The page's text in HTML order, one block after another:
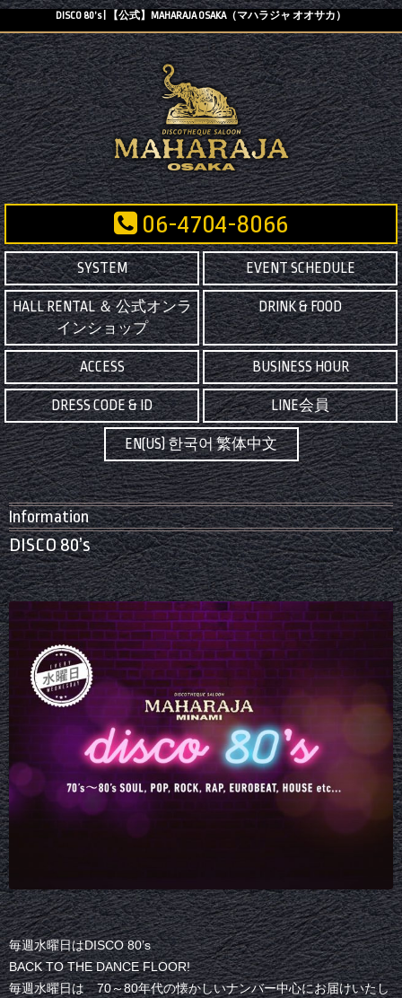
DISCO 80’s | 【公式】MAHARAJA OSAKA（マハラジャ オオサカ）
06-4704-8066
SYSTEM EVENT SCHEDULE
HALL RENTAL ＆ 公式オンラ
インショップ
DRINK & FOOD
ACCESS BUSINESS HOUR
DRESS CODE & ID LINE会員
EN(US) 한국어 繁体中文
Information
DISCO 80’s
毎週水曜日はDISCO 80’s
BACK TO THE DANCE FLOOR!
毎週水曜日は 70～80年代の懐かしいナンバー中心にお届けいたし